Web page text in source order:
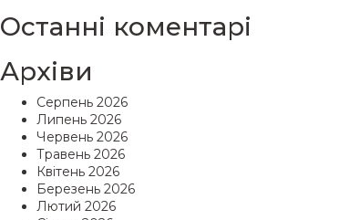
Останні коментарі
Архіви
Серпень 2026
Липень 2026
Червень 2026
Травень 2026
Квітень 2026
Березень 2026
Лютий 2026